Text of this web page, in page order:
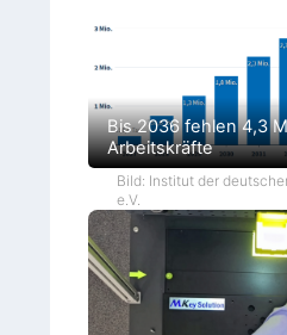
Bis 2036 fehlen 4,3
Arbeitskräfte
Bild: Institut der
e.V.